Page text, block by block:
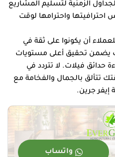
الزمنية لتسليم المشاريع
احترافيتها واحترامها لوقت
أن يكونوا على ثقة في
يضمن تحقيق أعلى مستويات
حدائق فيلات. لا تتردد في
تتألق بالجمال والفخامة مع
جرين.
واتساب